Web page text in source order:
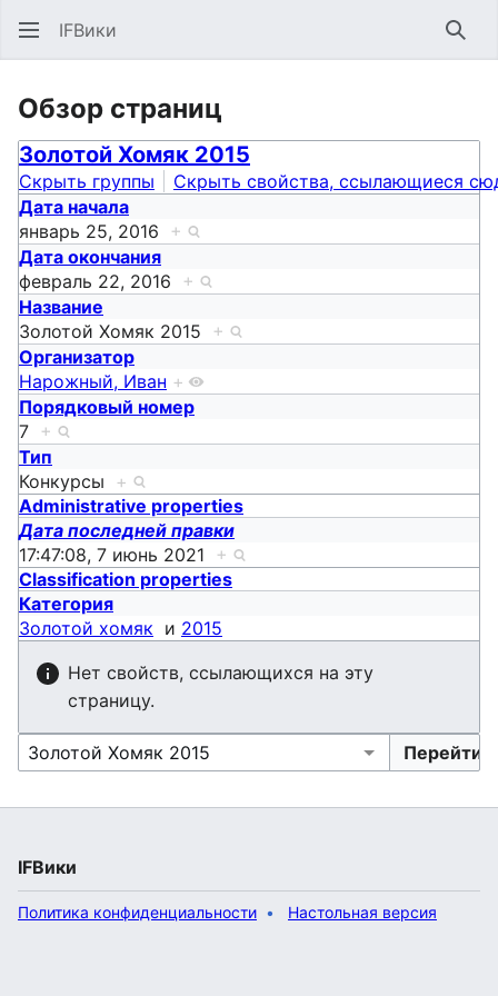
IFВики
Обзор страниц
Золотой Хомяк 2015
Скрыть группы
Скрыть свойства, ссылающиеся
Дата начала
январь 25, 2016 +
Дата окончания
февраль 22, 2016 +
Название
Золотой Хомяк 2015 +
Организатор
Нарожный, Иван +
Порядковый номер
7 +
Тип
Конкурсы +
Administrative properties
Дата последней правки
17:47:08, 7 июнь 2021 +
Classification properties
Категория
Золотой хомяк и 2015
Нет свойств, ссылающихся на эту
страницу.
IFВики
Политика конфиденциальности Настольная версия